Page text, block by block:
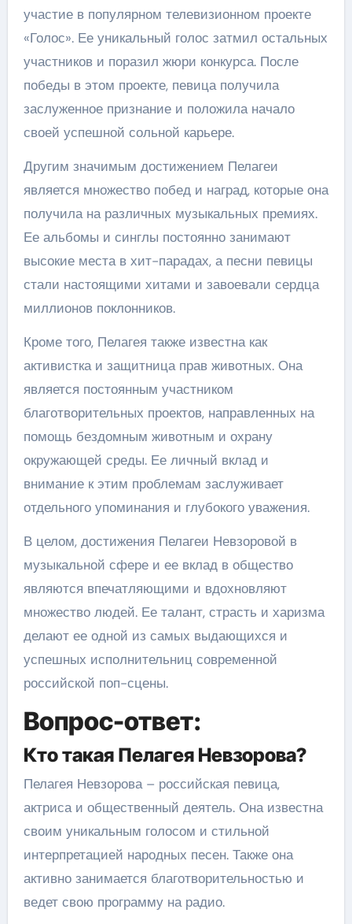
участие в популярном телевизионном проекте
«Голос». Ее уникальный голос затмил остальных
участников и поразил жюри конкурса. После
победы в этом проекте, певица получила
заслуженное признание и положила начало
своей успешной сольной карьере.
Другим значимым достижением Пелагеи
является множество побед и наград, которые она
получила на различных музыкальных премиях.
Ее альбомы и синглы постоянно занимают
высокие места в хит-парадах, а песни певицы
стали настоящими хитами и завоевали сердца
миллионов поклонников.
Кроме того, Пелагея также известна как
активистка и защитница прав животных. Она
является постоянным участником
благотворительных проектов, направленных на
помощь бездомным животным и охрану
окружающей среды. Ее личный вклад и
внимание к этим проблемам заслуживает
отдельного упоминания и глубокого уважения.
В целом, достижения Пелагеи Невзоровой в
музыкальной сфере и ее вклад в общество
являются впечатляющими и вдохновляют
множество людей. Ее талант, страсть и харизма
делают ее одной из самых выдающихся и
успешных исполнительниц современной
российской поп-сцены.
Вопрос-ответ:
Кто такая Пелагея Невзорова?
Пелагея Невзорова – российская певица,
актриса и общественный деятель. Она известна
своим уникальным голосом и стильной
интерпретацией народных песен. Также она
активно занимается благотворительностью и
ведет свою программу на радио.